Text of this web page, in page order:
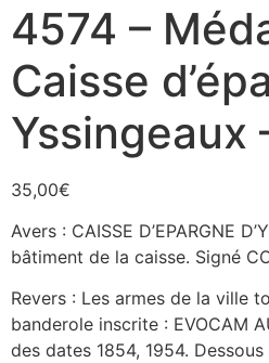
4574 –
Caisse
Yssingeaux
35,00€
Avers : CAISSE D’EPARGNE
bâtiment de la caisse. Signé
Revers : Les armes de la ville
banderole inscrite : EVOCAM
des dates 1854, 1954. Dessous